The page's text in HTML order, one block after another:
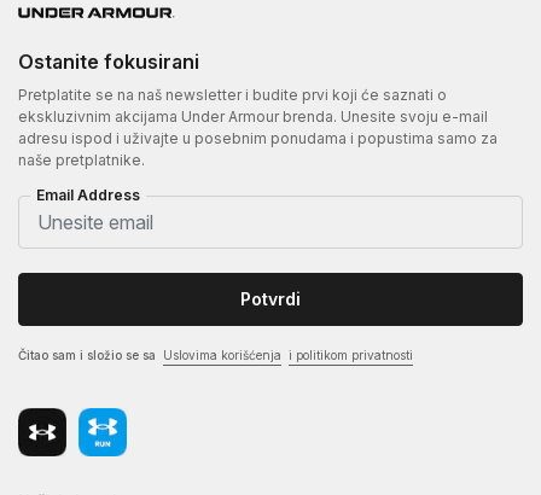
Ostanite fokusirani
Pretplatite se na naš newsletter i budite prvi koji će saznati o
ekskluzivnim akcijama Under Armour brenda. Unesite svoju e-mail
adresu ispod i uživajte u posebnim ponudama i popustima samo za
naše pretplatnike.
Email Address
Potvrdi
Čitao sam i složio se sa Uslovima korišćenja i politikom privatnosti